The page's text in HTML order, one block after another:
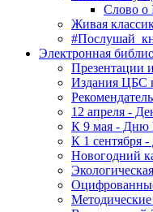
Слово о
Живая
Электронная
Презентации
Издания ЦБС
12 апреля -
К 9 мая - Дню
К 1 сентября
Новогодний